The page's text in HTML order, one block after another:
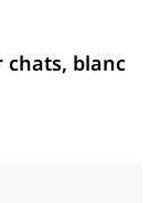
chats, blanc